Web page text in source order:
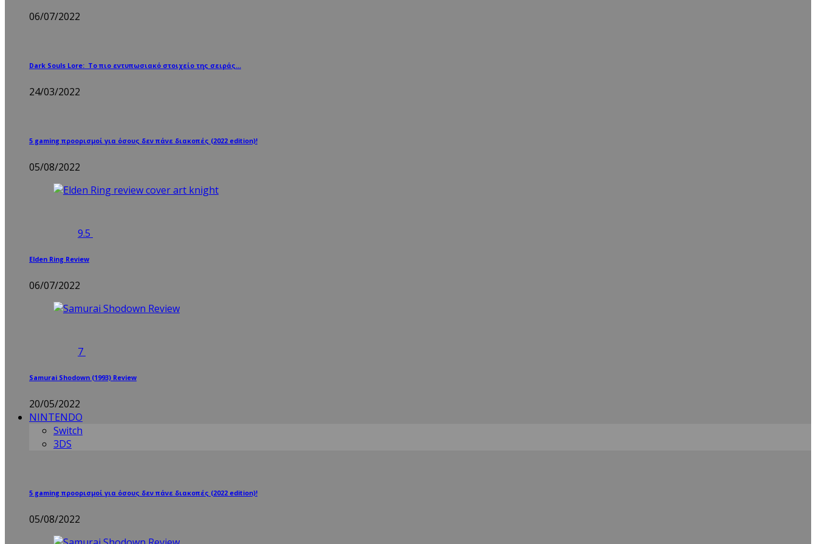
06/07/2022
Dark Souls Lore: Το πιο εντυπωσιακό στοιχείο της σειράς…
24/03/2022
5 gaming προορισμοί για όσους δεν πάνε διακοπές (2022 edition)!
05/08/2022
9.5
Elden Ring Review
06/07/2022
7
Samurai Shodown (1993) Review
20/05/2022
NINTENDO
Switch
3DS
5 gaming προορισμοί για όσους δεν πάνε διακοπές (2022 edition)!
05/08/2022